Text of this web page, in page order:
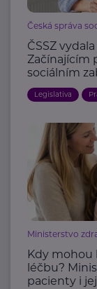
Česká správa
ČSSZ
Začínajícím
sociálním
Legislativa
Ministerstvo
Kdy mohou
léčbu?
pacienty i